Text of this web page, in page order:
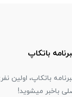
باتکاپ
باتکاپ، اولین
باخبر میشوید!